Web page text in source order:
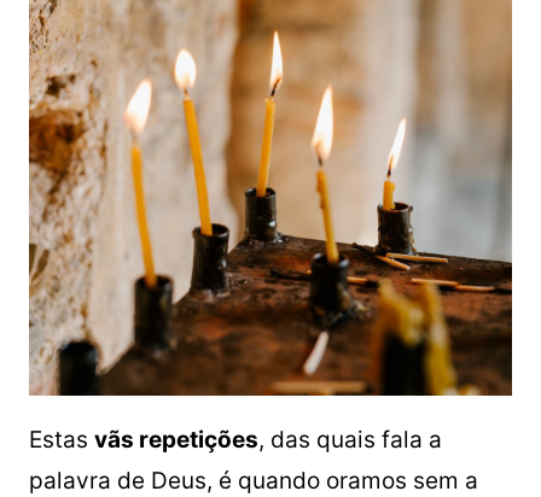
Estas vãs repetições, das quais fala a
palavra de Deus, é quando oramos sem a